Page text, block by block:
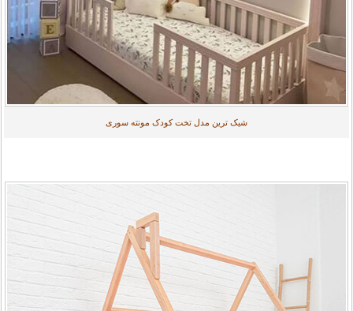
شیک ترین مدل تخت کودک مونته سوری